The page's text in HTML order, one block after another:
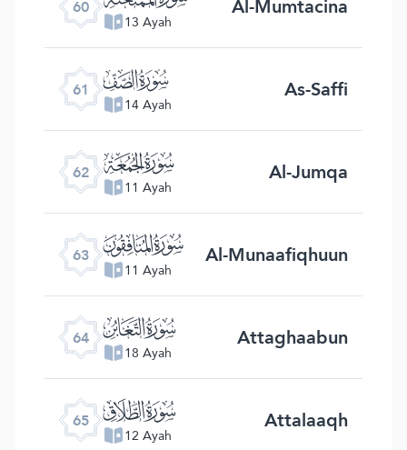
60
13 Ayah
61 ﯪ
14 Ayah As-Saffi
62 ﯫ
11 Ayah Al-Jumqa
63 ﯬ
11 Ayah Al-Munaafiqhuun
64 ﯭ
18 Ayah Attaghaabun
65 ﯮ
12 Ayah Attalaaqh